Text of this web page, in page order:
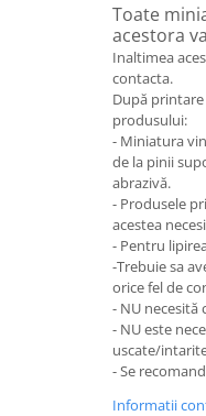
Toate
acestora
Inaltimea
contacta.
După
produsului:
- Miniatura
de la pinii
abrazivă.
- Produsele
acestea
- Pentru
-Trebuie sa
orice fel de
- NU necesită
- NU este
uscate/
- Se
Informatii